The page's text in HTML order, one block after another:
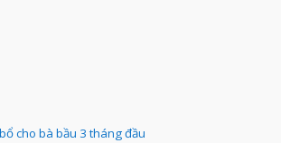
cho bà bầu 3 tháng đầu